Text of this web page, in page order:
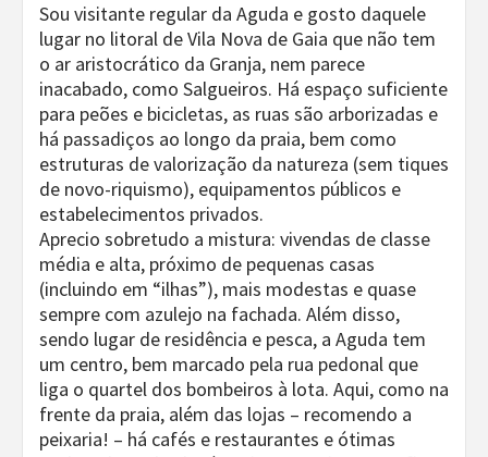
Sou visitante regular da Aguda e gosto daquele
lugar no litoral de Vila Nova de Gaia que não tem
o ar aristocrático da Granja, nem parece
inacabado, como Salgueiros. Há espaço suficiente
para peões e bicicletas, as ruas são arborizadas e
há passadiços ao longo da praia, bem como
estruturas de valorização da natureza (sem tiques
de novo-riquismo), equipamentos públicos e
estabelecimentos privados.
Aprecio sobretudo a mistura: vivendas de classe
média e alta, próximo de pequenas casas
(incluindo em “ilhas”), mais modestas e quase
sempre com azulejo na fachada. Além disso,
sendo lugar de residência e pesca, a Aguda tem
um centro, bem marcado pela rua pedonal que
liga o quartel dos bombeiros à lota. Aqui, como na
frente da praia, além das lojas – recomendo a
peixaria! – há cafés e restaurantes e ótimas